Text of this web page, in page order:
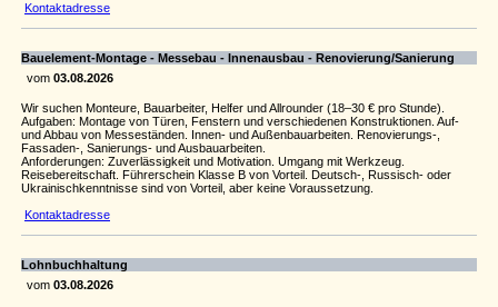
Kontaktadresse
Bauelement-Montage - Messebau - Innenausbau - Renovierung/Sanierung
vom 03.08.2026
Wir suchen Monteure, Bauarbeiter, Helfer und Allrounder (18–30 € pro Stunde).
Aufgaben: Montage von Türen, Fenstern und verschiedenen Konstruktionen. Auf-
und Abbau von Messeständen. Innen- und Außenbauarbeiten. Renovierungs-,
Fassaden-, Sanierungs- und Ausbauarbeiten.
Anforderungen: Zuverlässigkeit und Motivation. Umgang mit Werkzeug.
Reisebereitschaft. Führerschein Klasse B von Vorteil. Deutsch-, Russisch- oder
Ukrainischkenntnisse sind von Vorteil, aber keine Voraussetzung.
Kontaktadresse
Lohnbuchhaltung
vom 03.08.2026